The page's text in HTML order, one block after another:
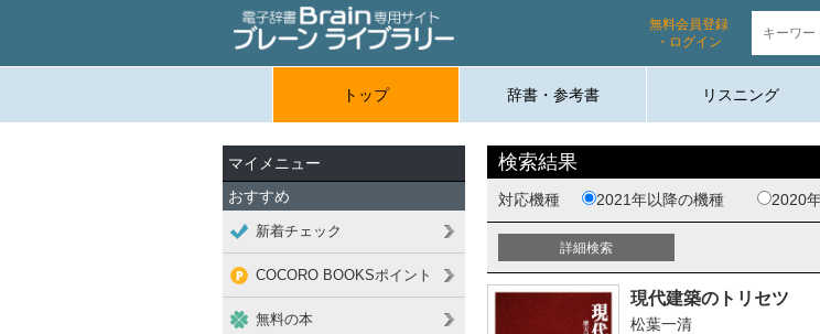
無料会員登録
・ログイン
トップ 辞書・参考書 リスニング
検索結果
対応機種 2021年以降の機種 2020
現代建築のトリセツ
松葉一清
マイメニュー
おすすめ
新着チェック
COCORO BOOKSポイント
無料の本